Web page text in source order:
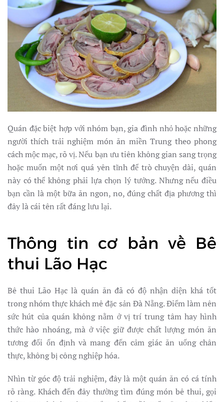
Quán đặc biệt hợp với nhóm bạn, gia đình nhỏ hoặc những
người thích trải nghiệm món ăn miền Trung theo phong
cách mộc mạc, rõ vị. Nếu bạn ưu tiên không gian sang trọng
hoặc muốn một nơi quá yên tĩnh để trò chuyện dài, quán
này có thể không phải lựa chọn lý tưởng. Nhưng nếu điều
bạn cần là một bữa ăn ngon, no, đúng chất địa phương thì
đây là cái tên rất đáng lưu lại.
Thông tin cơ bản về Bê
thui Lão Hạc
Bê thui Lão Hạc là quán ăn đã có độ nhận diện khá tốt
trong nhóm thực khách mê đặc sản Đà Nẵng. Điểm làm nên
sức hút của quán không nằm ở vị trí trung tâm hay hình
thức hào nhoáng, mà ở việc giữ được chất lượng món ăn
tương đối ổn định và mang đến cảm giác ăn uống chân
thực, không bị công nghiệp hóa.
Nhìn từ góc độ trải nghiệm, đây là một quán ăn có cá tính
rõ ràng. Khách đến đây thường tìm đúng món bê thui, gọi